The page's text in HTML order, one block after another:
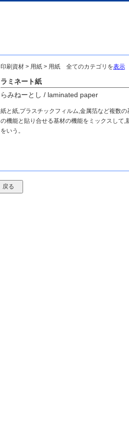
印刷資材 > 用紙 > 用紙全てのカテゴリを表示
ラミネート紙
らみねーとし / laminated paper
紙と紙,プラスチックフィルム,金属箔など複数
の機能と貼り合せる基材の機能をミックスして,
をいう。